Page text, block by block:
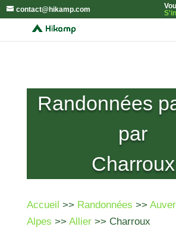
contact@hikamp.com
Randonnées
par
Charroux
Accueil >> Randonnées >>
Alpes >> Allier>> Charroux